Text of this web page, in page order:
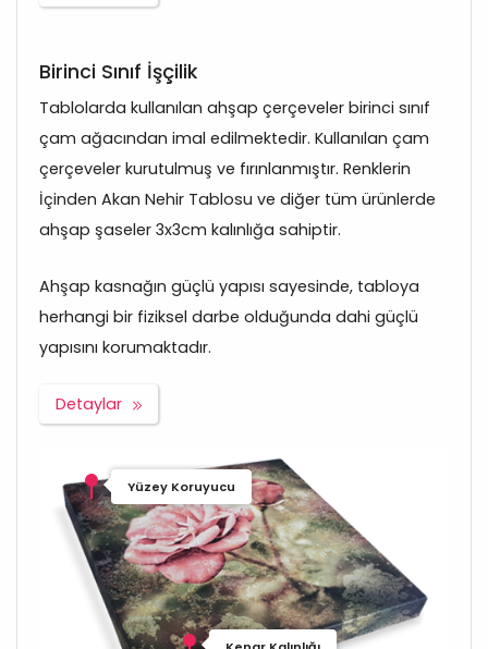
Birinci Sınıf İşçilik
Tablolarda kullanılan ahşap çerçeveler birinci sınıf
çam ağacından imal edilmektedir. Kullanılan çam
çerçeveler kurutulmuş ve fırınlanmıştır. Renklerin
İçinden Akan Nehir Tablosu ve diğer tüm ürünlerde
ahşap şaseler 3x3cm kalınlığa sahiptir.
Ahşap kasnağın güçlü yapısı sayesinde, tabloya
herhangi bir fiziksel darbe olduğunda dahi güçlü
yapısını korumaktadır.
Detaylar
Yüzey Koruyucu